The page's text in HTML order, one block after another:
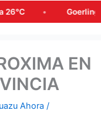
Goerling, Arce
EN
Ahora /